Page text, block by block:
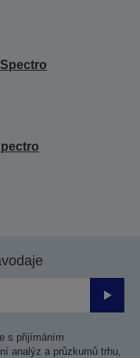
s přijímáním
analýz a průzkumů trhu,